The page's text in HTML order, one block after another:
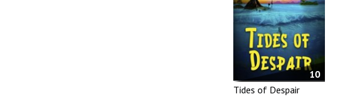
10
Tides of Despair